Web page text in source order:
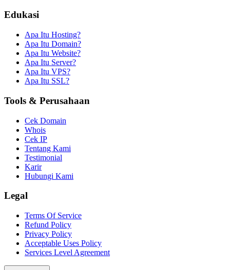
Edukasi
Apa Itu Hosting?
Apa Itu Domain?
Apa Itu Website?
Apa Itu Server?
Apa Itu VPS?
Apa Itu SSL?
Tools & Perusahaan
Cek Domain
Whois
Cek IP
Tentang Kami
Testimonial
Karir
Hubungi Kami
Legal
Terms Of Service
Refund Policy
Privacy Policy
Acceptable Uses Policy
Services Level Agreement